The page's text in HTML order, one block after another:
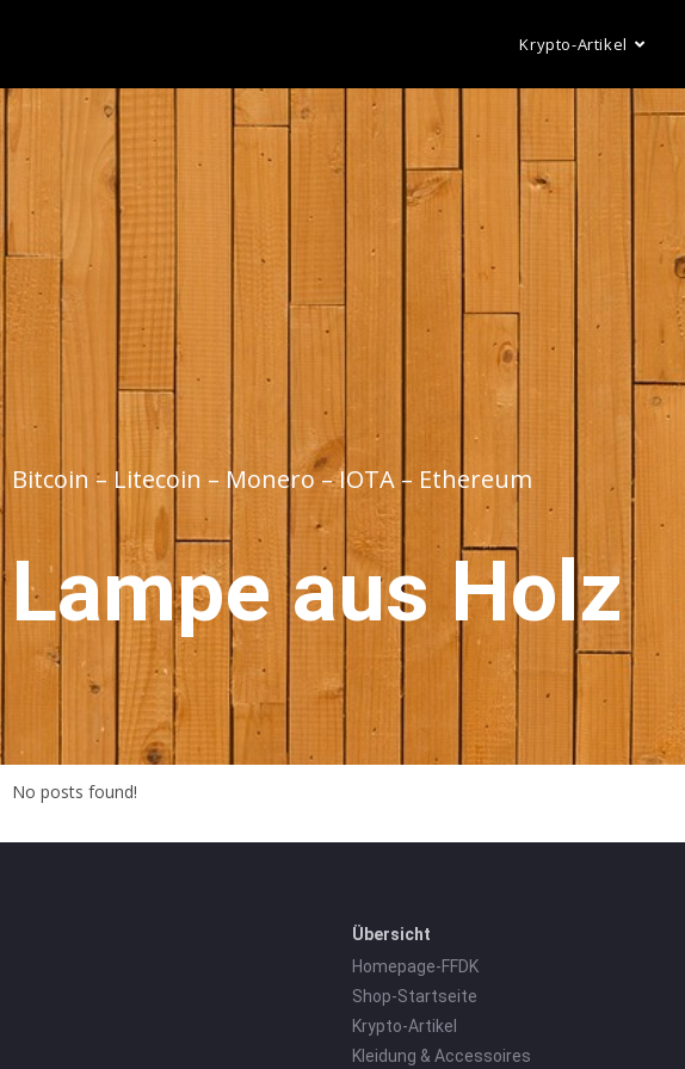
Krypto-Artikel
Bitcoin – Litecoin – Monero – IOTA – Ethereum
Lampe aus Holz
No posts found!
Übersicht
Homepage-FFDK
Shop-Startseite
Krypto-Artikel
Kleidung & Accessoires